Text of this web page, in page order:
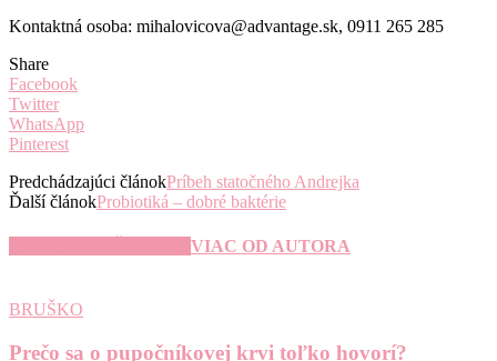
Kontaktná osoba: mihalovicova@advantage.sk, 0911 265 285
Share
Facebook
Twitter
WhatsApp
Pinterest
Predchádzajúci článokPríbeh statočného Andrejka
Ďalší článokProbiotiká – dobré baktérie
VIAC OD AUTORA
BRUŠKO
Prečo sa o pupočníkovej krvi toľko hovorí?